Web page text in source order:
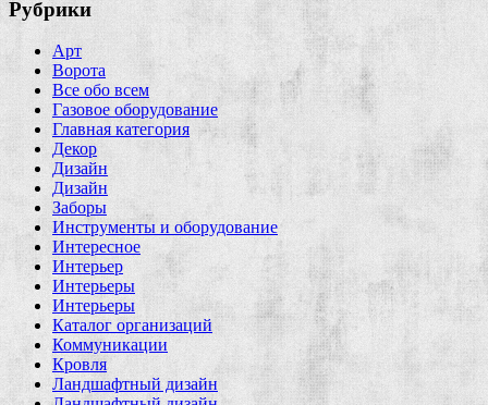
Рубрики
Арт
Ворота
Все обо всем
Газовое оборудование
Главная категория
Декор
Дизайн
Дизайн
Заборы
Инструменты и оборудование
Интересное
Интерьер
Интерьеры
Интерьеры
Каталог организаций
Коммуникации
Кровля
Ландшафтный дизайн